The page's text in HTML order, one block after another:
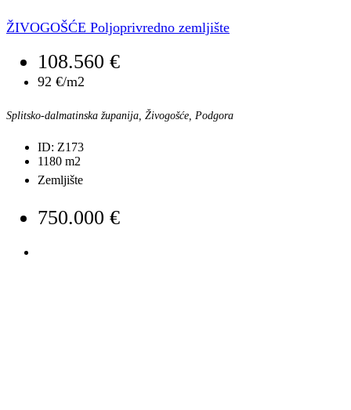
ŽIVOGOŠĆE Poljoprivredno zemljište
108.560 €
92 €/m2
Splitsko-dalmatinska županija, Živogošće, Podgora
ID: Z173
1180 m2
Zemljište
750.000 €